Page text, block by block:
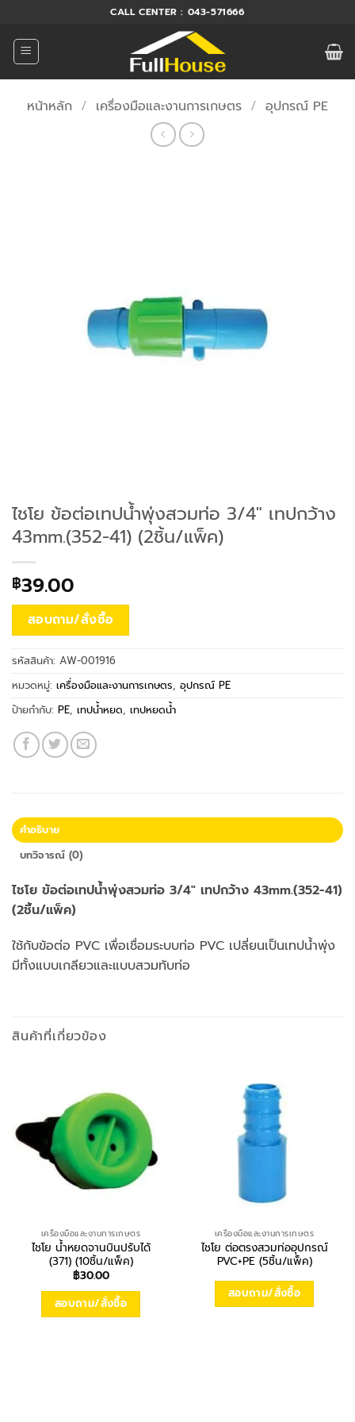
ยัง
เนื้อหา
CALL CENTER : 043-571666
หน้าหลัก / เครื่องมือและงานการเกษตร / อุปกรณ์ PE
ไชโย ข้อต่อเทปน้ำพุ่งสวมท่อ 3/4″ เทปกว้าง
43mm.(352-41) (2ชิ้น/แพ็ค)
฿39.00
สอบถาม/สั่งซื้อ
รหัสสินค้า: AW-001916
หมวดหมู่: เครื่องมือและงานการเกษตร, อุปกรณ์ PE
ป้ายกำกับ: PE, เทปน้ำหยด, เทปหยดน้ำ
คำอธิบาย
บทวิจารณ์ (0)
ไชโย ข้อต่อเทปน้ำพุ่งสวมท่อ 3/4″ เทปกว้าง 43mm.(352-41)
(2ชิ้น/แพ็ค)
ใช้กับข้อต่อ PVC เพื่อเชื่อมระบบท่อ PVC เปลี่ยนเป็นเทปน้ำพุ่ง
มีทั้งแบบเกลียวและแบบสวมทับท่อ
สินค้าที่เกี่ยวข้อง
เครื่องมือและงานการเกษตร
ไชโย น้ำหยดจานบินปรับได้
(371) (10ชิ้น/แพ็ค)
฿30.00
สอบถาม/สั่งซื้อ
เครื่องมือและงานการเกษตร
ไชโย ต่อตรงสวมท่ออุปกรณ์
PVC+PE (5ชิ้น/แพ็ค)
สอบถาม/สั่งซื้อ